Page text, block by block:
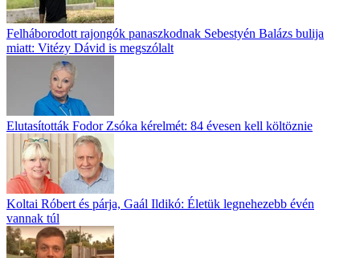
Felháborodott rajongók panaszkodnak Sebestyén Balázs bulija
miatt: Vitézy Dávid is megszólalt
Elutasították Fodor Zsóka kérelmét: 84 évesen kell költöznie
Koltai Róbert és párja, Gaál Ildikó: Életük legnehezebb évén
vannak túl